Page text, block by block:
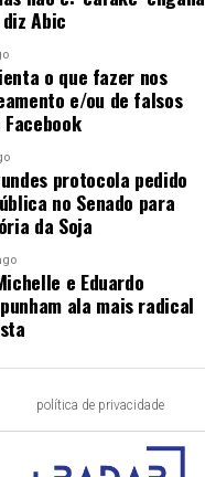
Abic
o que fazer nos
e/ou de falsos
protocola pedido
no Senado para
da Soja
e Eduardo
ala mais radical
política de privacidade